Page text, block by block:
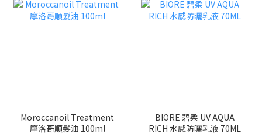
Moroccanoil Treatment
摩洛哥順髮油 100ml
BIORE 碧柔 UV AQUA
RICH 水感防曬乳液 70ML